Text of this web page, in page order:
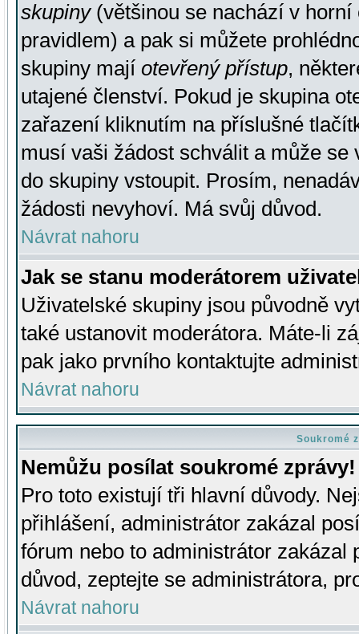
skupiny(většinou se nachází v horní
pravidlem) a pak si můžete
skupiny mají otevřený přístup,
utajené členství. Pokud je skupina
zařazení kliknutím na příslušné
musí vaši žádost schválit a může se
do skupiny vstoupit. Prosím,
žádosti nevyhoví. Má svůj důvod.
Návrat nahoru
Jak se stanu moderátorem
Uživatelské skupiny jsou původně
také ustanovit moderátora. Máte-li
pak jako prvního kontaktujte
Návrat nahoru
Soukromé
Nemůžu posílat soukromé zprávy!
Pro toto existují tři hlavní důvody.
přihlášení, administrátor zakázal
fórum nebo to administrátor zakázal
důvod, zeptejte se administrátora,
Návrat nahoru